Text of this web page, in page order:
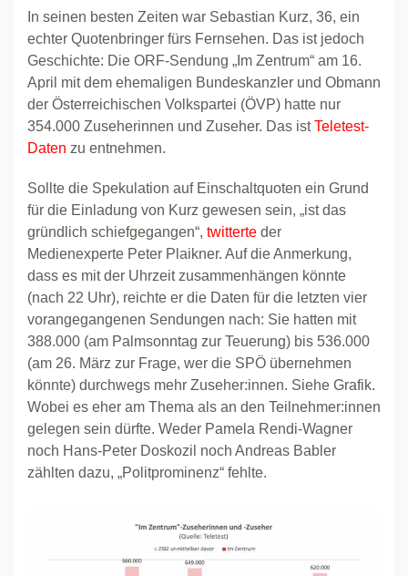
In seinen besten Zeiten war Sebastian Kurz, 36, ein
echter Quotenbringer fürs Fernsehen. Das ist jedoch
Geschichte: Die ORF-Sendung „Im Zentrum“ am 16.
April mit dem ehemaligen Bundeskanzler und Obmann
der Österreichischen Volkspartei (ÖVP) hatte nur
354.000 Zuseherinnen und Zuseher. Das istTeletest-
Daten zu entnehmen.
Sollte die Spekulation auf Einschaltquoten ein Grund
für die Einladung von Kurz gewesen sein, „ist das
gründlich schiefgegangen“, twitterte der
Medienexperte Peter Plaikner. Auf die Anmerkung,
dass es mit der Uhrzeit zusammenhängen könnte
(nach 22 Uhr), reichte er die Daten für die letzten vier
vorangegangenen Sendungen nach: Sie hatten mit
388.000 (am Palmsonntag zur Teuerung) bis 536.000
(am 26. März zur Frage, wer die SPÖ übernehmen
könnte) durchwegs mehr Zuseher:innen. Siehe Grafik.
Wobei es eher am Thema als an den Teilnehmer:innen
gelegen sein dürfte. Weder Pamela Rendi-Wagner
noch Hans-Peter Doskozil noch Andreas Babler
zählten dazu, „Politprominenz“ fehlte.